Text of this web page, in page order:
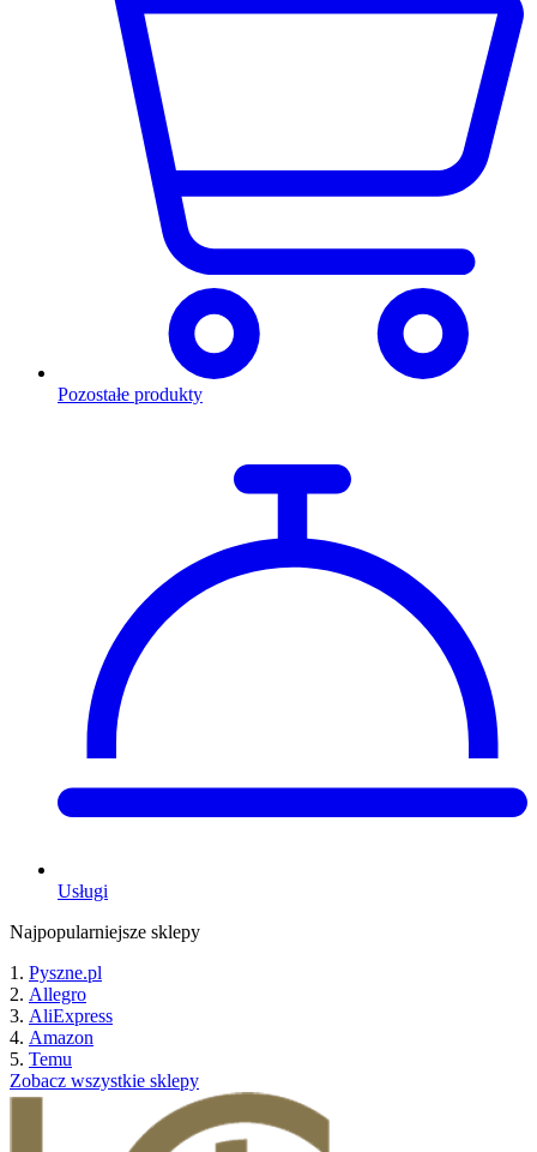
Pozostałe produkty
Usługi
Najpopularniejsze sklepy
Pyszne.pl
Allegro
AliExpress
Amazon
Temu
Zobacz wszystkie sklepy